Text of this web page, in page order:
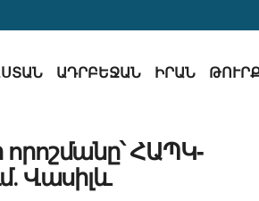
ԱԴՐԲԵՋԱՆ ԻՐԱՆ
ՀԱՊԿ-
Վասիլև